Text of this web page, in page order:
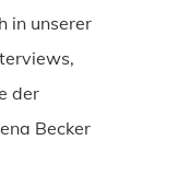
in unserer
der
Becker